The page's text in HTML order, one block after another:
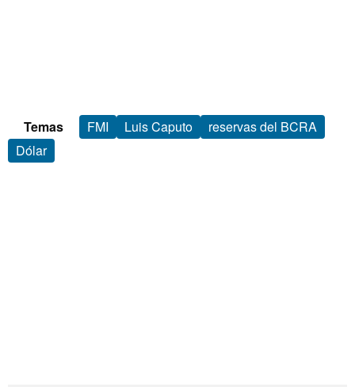
Temas FMI Luis Caputo
reservas del BCRA
Dólar